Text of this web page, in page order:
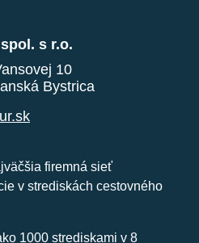
s r.o.
10
Bystrica
firemná sieť
v strediskách cestovného
1000 strediskami v 8